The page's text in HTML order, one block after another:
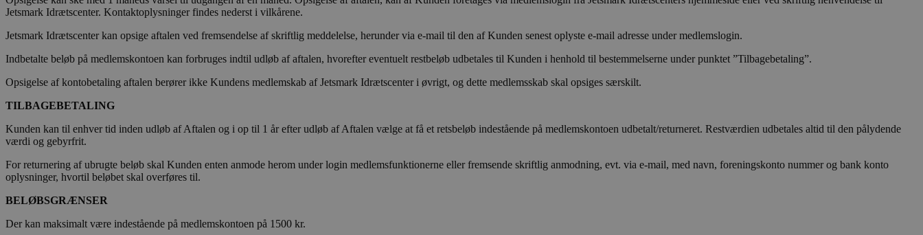
Jetsmark Idrætscenter. Kontaktoplysninger findes nederst i vilkårene.
Jetsmark Idrætscenter kan opsige aftalen ved fremsendelse af skriftlig meddelelse, herunder via e-mail til den af Kunden senest oplyste e-mail adresse under medlemslogin.
Indbetalte beløb på medlemskontoen kan forbruges indtil udløb af aftalen, hvorefter eventuelt restbeløb udbetales til Kunden i henhold til bestemmelserne under punktet ”Tilbagebetaling”.
Opsigelse af kontobetaling aftalen berører ikke Kundens medlemskab af Jetsmark Idrætscenter i øvrigt, og dette medlemsskab skal opsiges særskilt.
TILBAGEBETALING
Kunden kan til enhver tid inden udløb af Aftalen og i op til 1 år efter udløb af Aftalen vælge at få et retsbeløb indestående på medlemskontoen udbetalt/returneret. Restværdien udbetales altid til den pålydende
værdi og gebyrfrit.
For returnering af ubrugte beløb skal Kunden enten anmode herom under login medlemsfunktionerne eller fremsende skriftlig anmodning, evt. via e-mail, med navn, foreningskonto nummer og bank konto
oplysninger, hvortil beløbet skal overføres til.
BELØBSGRÆNSER
Der kan maksimalt være indestående på medlemskontoen på 1500 kr.